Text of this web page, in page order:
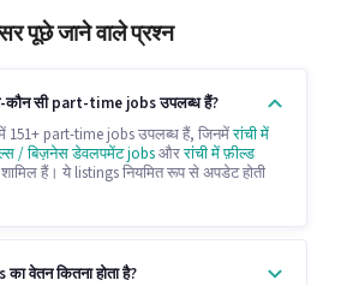
पूछे जाने वाले प्रश्न
कौन सी part-time jobs उपलब्ध हैं?
151+ part-time jobs उपलब्ध हैं, जिनमेंरांची में
/ बिज़नेस डेवलपमेंट jobsऔररांची में फ़ील्ड
हैं। ये listings नियमित रूप से अपडेट होती
वेतन कितना होता है?